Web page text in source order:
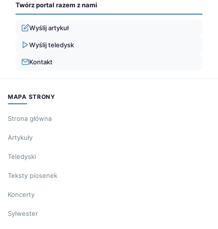
Twórz portal razem z nami
Wyślij artykuł
Wyślij teledysk
Kontakt
MAPA STRONY
Strona główna
Artykuły
Teledyski
Teksty piosenek
Koncerty
Sylwester